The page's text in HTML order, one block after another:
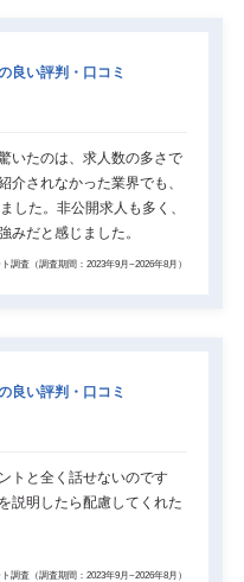
良い評判・口コミ
いたのは、求人数の多さで
介されなかった業界でも、
した。非公開求人も多く、
みだと感じました。
調査（調査期間：2023年9月~2026年8月）
良い評判・口コミ
トと全く話せないのです
説明したら配慮してくれた
調査（調査期間：2023年9月~2026年8月）